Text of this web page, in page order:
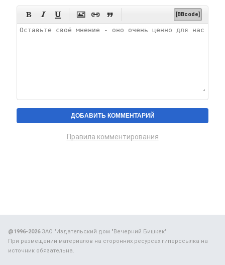
      [BBcode]
Правила комментирования
@1996-2026ЗАО "Издательский дом "Вечерний Бишкек"
При размещении материалов на сторонних ресурсах гиперссылка на
источник обязательна.